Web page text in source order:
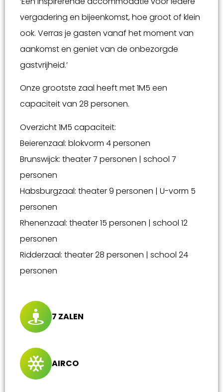
vergadering en bijeenkomst, hoe groot of klein
ook. Verras je gasten vanaf het moment van
aankomst en geniet van de onbezorgde
gastvrijheid.’
Onze grootste zaal heeft met 1M5 een
capaciteit van 28 personen.
Overzicht 1M5 capaciteit:
Beierenzaal: blokvorm 4 personen
Brunswijck: theater 7 personen | school 7
personen
Habsburgzaal: theater 9 personen | U-vorm 5
personen
Rhenenzaal: theater 15 personen | school 12
personen
Ridderzaal: theater 28 personen | school 24
personen
7 ZALEN
AIRCO